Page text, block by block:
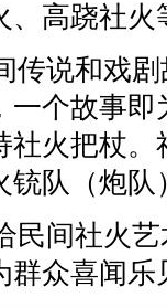
、高跷社
传说和戏
一个故事
社火把杖
铳队（炮
民间社火
群众喜闻